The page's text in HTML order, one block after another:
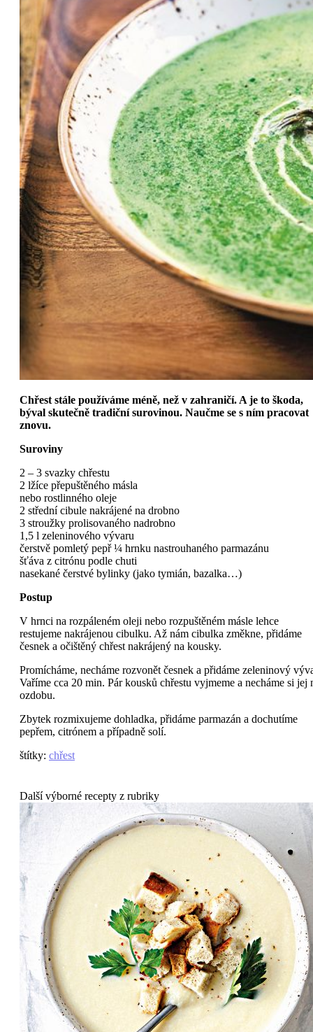
Chřest stále používáme méně, než v zahraničí. A je to škoda,
býval skutečně tradiční surovinou. Naučme se s ním pracovat
znovu.
Suroviny
2 – 3 svazky chřestu
2 lžíce přepuštěného másla
nebo rostlinného oleje
2 střední cibule nakrájené na drobno
3 stroužky prolisovaného nadrobno
1,5 l zeleninového vývaru
čerstvě pomletý pepř ¼ hrnku nastrouhaného parmazánu
šťáva z citrónu podle chuti
nasekané čerstvé bylinky (jako tymián, bazalka…)
Postup
V hrnci na rozpáleném oleji nebo rozpuštěném másle lehce
restujeme nakrájenou cibulku. Až nám cibulka změkne, přidáme
česnek a očištěný chřest nakrájený na kousky.
Promícháme, necháme rozvonět česnek a přidáme zeleninový
Vaříme cca 20 min. Pár kousků chřestu vyjmeme a necháme si jej
ozdobu.
Zbytek rozmixujeme dohladka, přidáme parmazán a dochutíme
pepřem, citrónem a případně solí.
štítky: chřest
Další výborné recepty z rubriky